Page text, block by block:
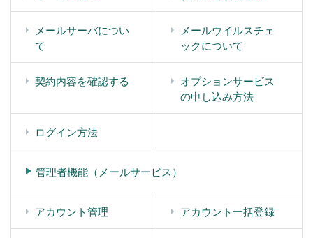
メールサーバについ
て
メールウイルスチェ
ックについて
契約内容を確認する
オプションサービス
の申し込み方法
ログイン方法
管理者機能（メールサービス）
アカウント管理 アカウント一括登録